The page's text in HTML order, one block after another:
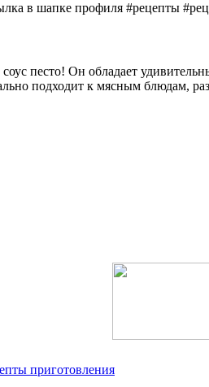
в шапке профиля #рецепты
песто! Он обладает
подходит к мясным блюдам,
приготовления